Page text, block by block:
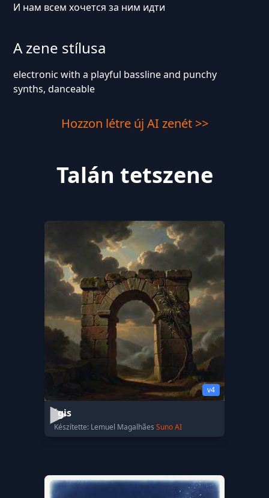
И нам всем хочется за ним идти
A zene stílusa
electronic with a playful bassline and punchy
synths, danceable
Hozzon létre új AI zenét >>
Talán tetszene
v4
´gis
Készítette: Lemuel Magalhães Suno AI